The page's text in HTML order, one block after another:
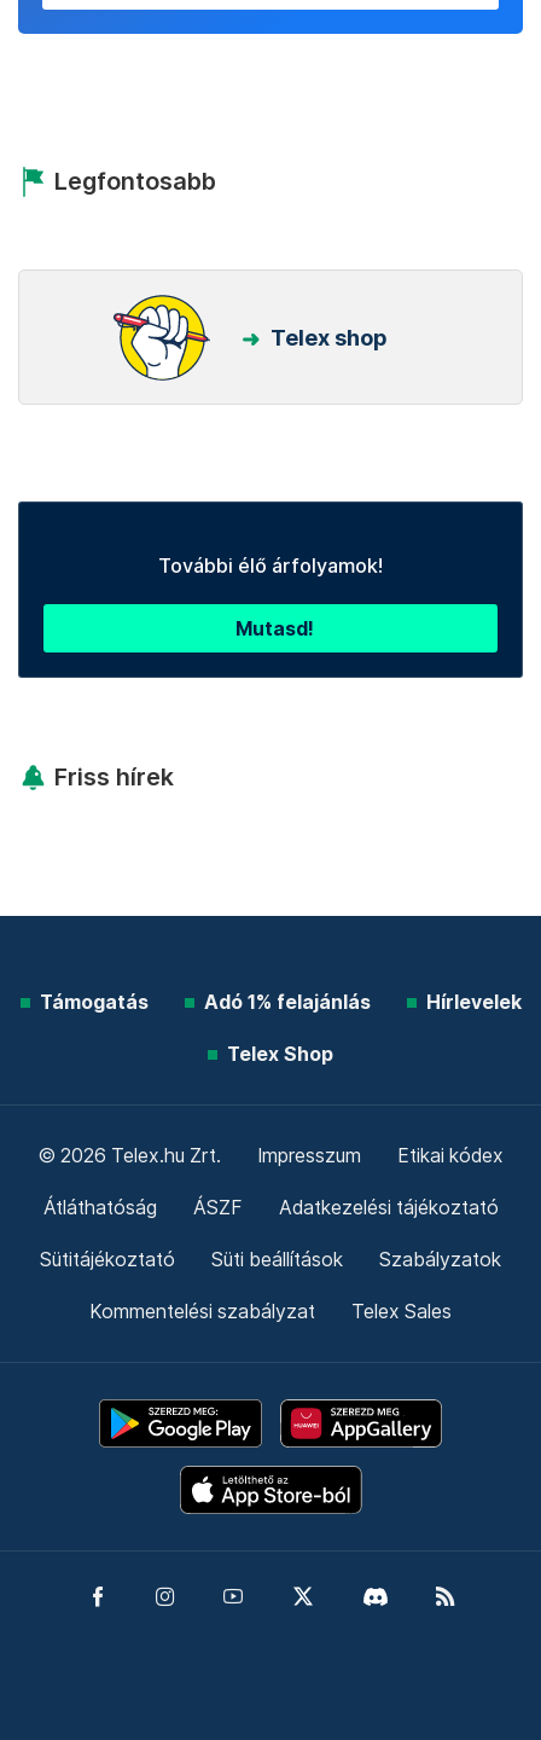
Legfontosabb
Telex shop
További élő árfolyamok!
Mutasd!
Friss hírek
Támogatás Adó 1% felajánlás Hírlevelek
Telex Shop
© 2026 Telex.hu Zrt. Impresszum Etikai kódex
Átláthatóság ÁSZF Adatkezelési tájékoztató
Sütitájékoztató Süti beállítások Szabályzatok
Kommentelési szabályzat Telex Sales